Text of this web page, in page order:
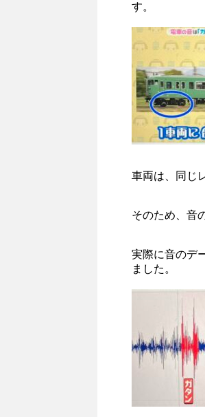
す。
車両は、同じ
そのため、音
実際に音のデ
ました。